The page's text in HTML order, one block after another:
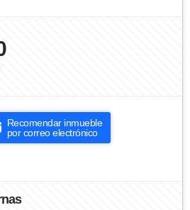
Recomendar inmueble
por correo electrónico